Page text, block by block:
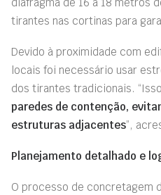
tirantes nas cortinas para
Devido à proximidade com
locais foi necessário usar
dos tirantes tradicionais.
paredes de contenção,
estruturas adjacentes”,
Planejamento detalhado e
O processo de concretagem